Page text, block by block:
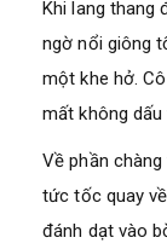
Khi lang thang
ngờ nổi giông
một khe hở.
mất không dấu
Về phần
tức tốc quay
đánh dạt vào